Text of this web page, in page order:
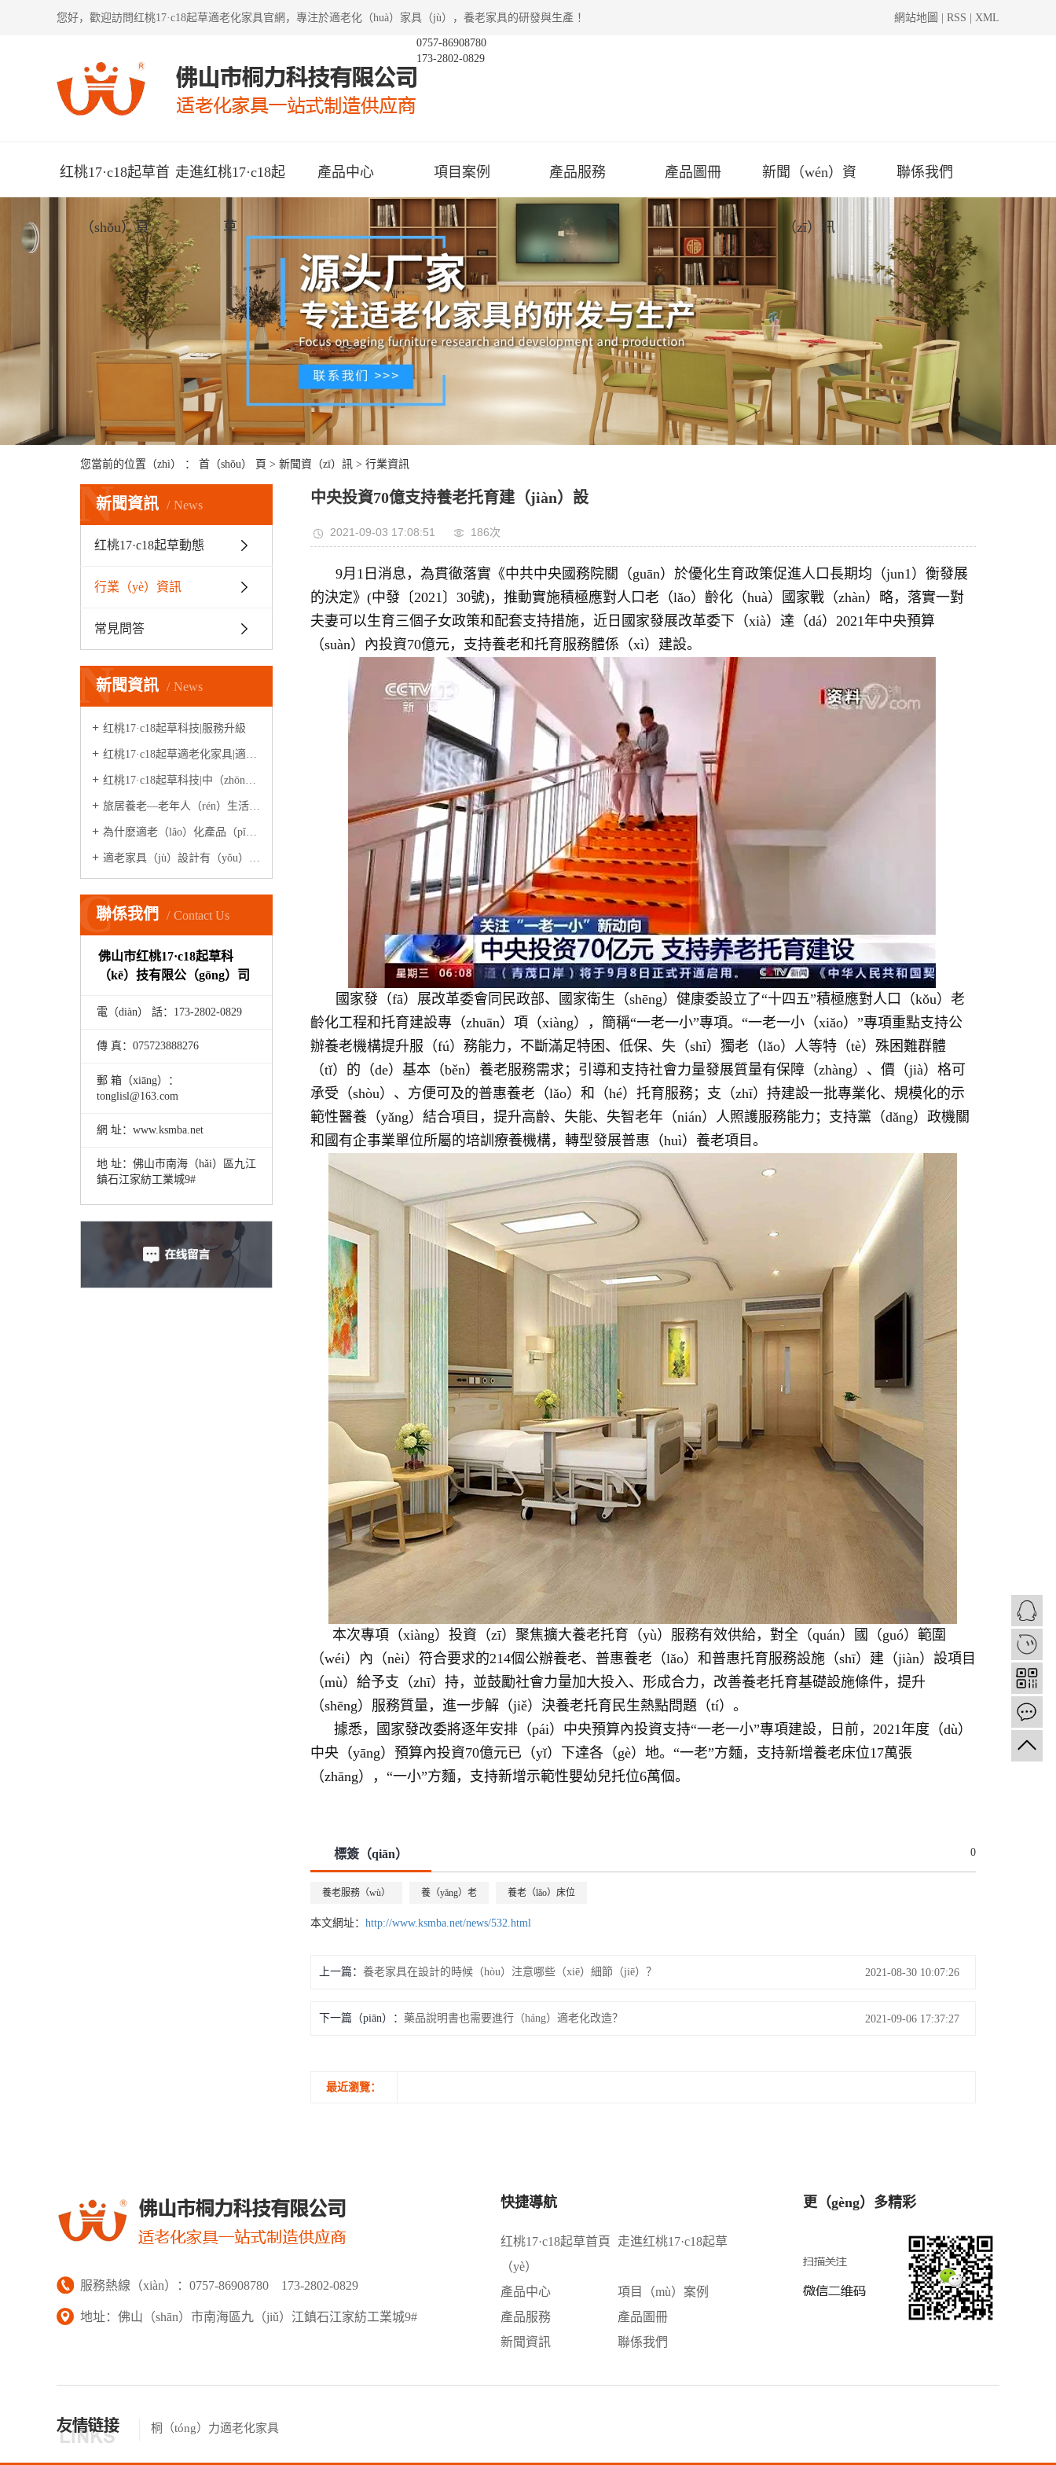
您好，歡迎訪問红桃17·c18起草適老化家具官網，專注於適老化（huà）家具（jù），養老家具的研發與生產 ！ 網站地圖 RSS XML
0757-86908780
173-2802-0829
红桃17·c18起草首
（shǒu）頁
走進红桃17·c18起
草
產品中心 項目案例 產品服務 產品圖冊 新聞（wén）資
（zī）訊
聯係我們
您當前的位置（zhì） ： 首（shǒu） 頁 > 新聞資（zī）訊 > 行業資訊
新聞資訊 News
N
红桃17·c18起草動態
行業（yè）資訊
常見問答
新聞資訊 News
N
红桃17·c18起草科技|服務升級
红桃17·c18起草適老化家具|適老化體驗中心
红桃17·c18起草科技|中（zhōng）誠·石水源（yuán）（案例）
旅居養老—老年人（rén）生活新模式
為什麽適老（lǎo）化產品（pǐn）在家居市場很少見？
適老家具（jù）設計有（yǒu）哪些原則？
聯係我們 Contact Us
C
佛山市红桃17·c18起草科
（kē）技有限公（gōng）司
電（diàn） 話：173-2802-0829
傳 真：075723888276
郵 箱（xiāng）：
tonglisl@163.com
網 址：www.ksmba.net
地 址：佛山市南海（hǎi）區九江
鎮石江家紡工業城9#
中央投資70億支持養老托育建（jiàn）設
2021-09-03 17:08:51 186次
9月1日消息，為貫徹落實《中共中央國務院關（guān）於優化生育政策促進人口長期均（jun1）衡發展
的決定》(中發〔2021〕30號)，推動實施積極應對人口老（lǎo）齡化（huà）國家戰（zhàn）略，落實一對
夫妻可以生育三個子女政策和配套支持措施，近日國家發展改革委下（xià）達（dá）2021年中央預算
（suàn）內投資70億元，支持養老和托育服務體係（xì）建設。
國家發（fā）展改革委會同民政部、國家衛生（shēng）健康委設立了“十四五”積極應對人口（kǒu）老
齡化工程和托育建設專（zhuān）項（xiàng），簡稱“一老一小”專項。“一老一小（xiǎo）”專項重點支持公
辦養老機構提升服（fú）務能力，不斷滿足特困、低保、失（shī）獨老（lǎo）人等特（tè）殊困難群體
（tǐ）的（de）基本（běn）養老服務需求；引導和支持社會力量發展質量有保障（zhàng）、價（jià）格可
承受（shòu）、方便可及的普惠養老（lǎo）和（hé）托育服務；支（zhī）持建設一批專業化、規模化的示
範性醫養（yǎng）結合項目，提升高齡、失能、失智老年（nián）人照護服務能力；支持黨（dǎng）政機關
和國有企事業單位所屬的培訓療養機構，轉型發展普惠（huì）養老項目。
本次專項（xiàng）投資（zī）聚焦擴大養老托育（yù）服務有效供給，對全（quán）國（guó）範圍
（wéi）內（nèi）符合要求的214個公辦養老、普惠養老（lǎo）和普惠托育服務設施（shī）建（jiàn）設項目
（mù）給予支（zhī）持，並鼓勵社會力量加大投入、形成合力，改善養老托育基礎設施條件，提升
（shēng）服務質量，進一步解（jiě）決養老托育民生熱點問題（tí）。
據悉，國家發改委將逐年安排（pái）中央預算內投資支持“一老一小”專項建設，日前，2021年度（dù）
中央（yāng）預算內投資70億元已（yǐ）下達各（gè）地。“一老”方麵，支持新增養老床位17萬張
（zhāng），“一小”方麵，支持新增示範性嬰幼兒托位6萬個。
標簽（qiān） 0
養老服務（wù） 養（yǎng）老 養老（lǎo）床位
本文網址： http://www.ksmba.net/news/532.html
上一篇： 養老家具在設計的時候（hòu）注意哪些（xiē）細節（jiē）？ 2021-08-30 10:07:26
下一篇（piān）： 藥品說明書也需要進行（háng）適老化改造？ 2021-09-06 17:37:27
最近瀏覽：
服務熱線（xiàn）：0757-86908780 173-2802-0829
地址：佛山（shān）市南海區九（jiǔ）江鎮石江家紡工業城9#
快捷導航
红桃17·c18起草首頁
（yè）
走進红桃17·c18起草
產品中心
項目（mù）案例
產品服務
產品圖冊
新聞資訊
聯係我們
更（gèng）多精彩
桐（tóng）力適老化家具